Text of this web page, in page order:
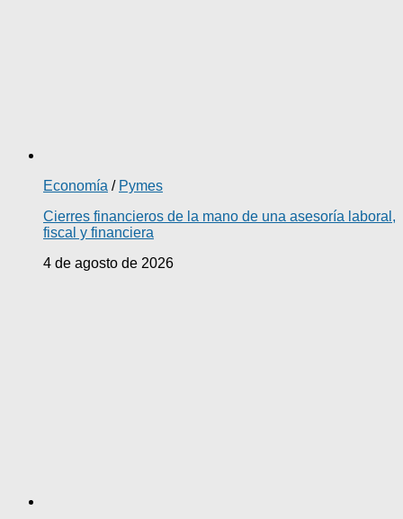
Economía / Pymes
Cierres financieros de la mano de una asesoría laboral,
fiscal y financiera
4 de agosto de 2026